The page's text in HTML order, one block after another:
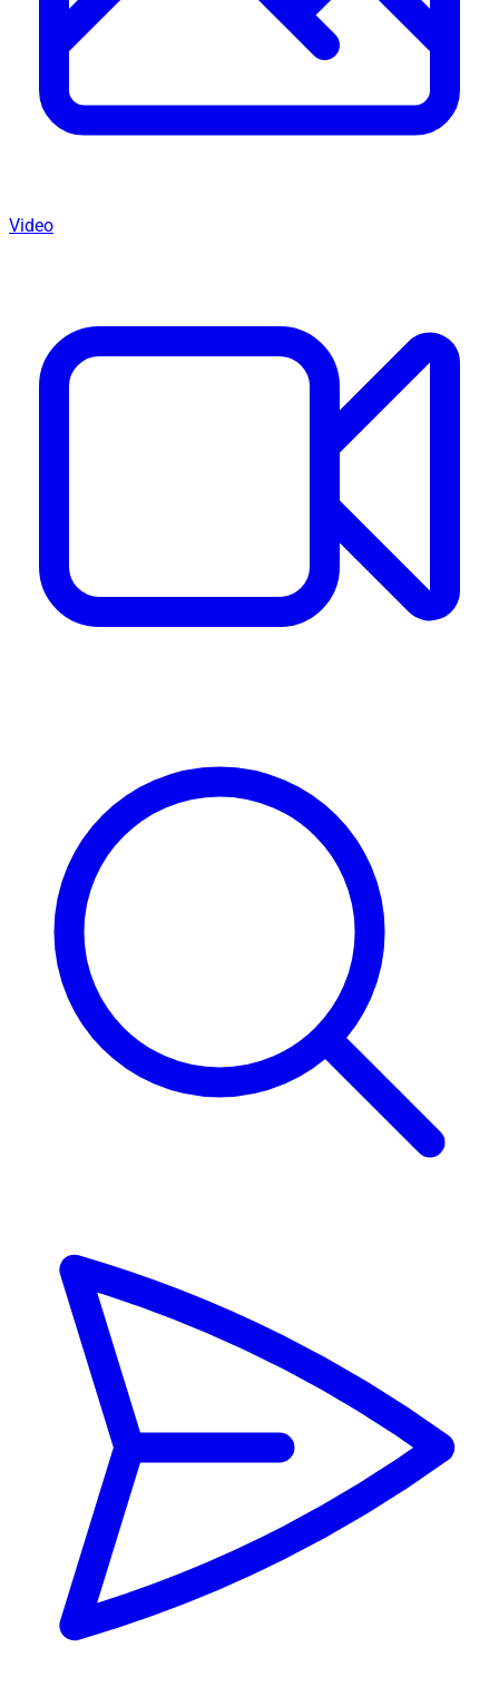
Video